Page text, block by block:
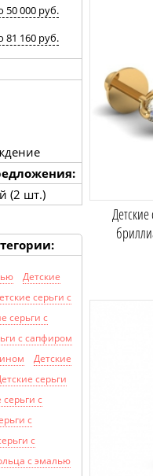
50 000 руб.
81 160 руб.
(2 шт.)
Детские
серьги с
серьги с
с сапфиром
Детские
серьги
серьги с
с
с
с эмалью
Детские